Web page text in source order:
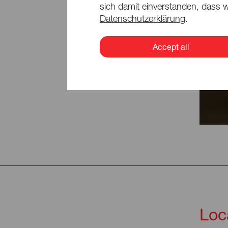
Sie
Sie
sich damit einverstanden, dass
Datenschutzerklärung.
Accept all